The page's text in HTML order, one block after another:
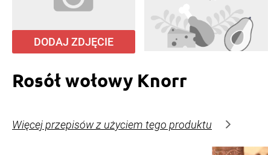
DODAJ ZDJĘCIE
Rosół wołowy Knorr
Więcej przepisów z użyciem tego produktu